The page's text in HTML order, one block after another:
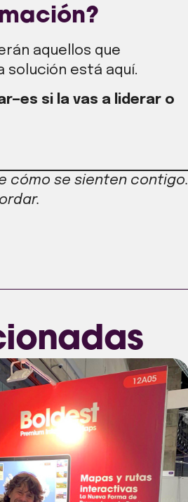
aquellos que
solución está aquí.
si la vas a liderar o
cómo se sienten contigo.